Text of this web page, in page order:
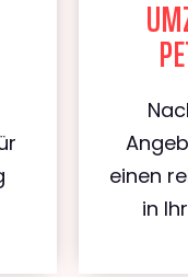
einen
in